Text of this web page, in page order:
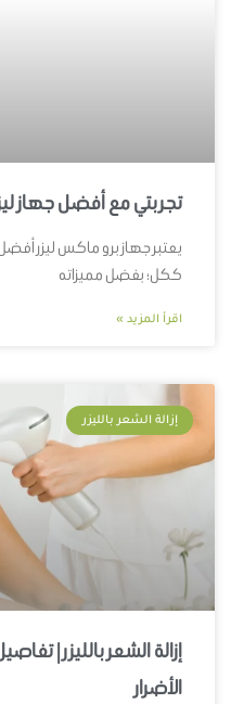
تجربتي مع أفضل جهاز
يعتبر جهاز برو ماكس ليزر
ككل؛ بفضل مميزاته
اقرأ المزيد »
إزالة الشعر بالليزر
إزالة الشعر بالليزر |
الأضرار